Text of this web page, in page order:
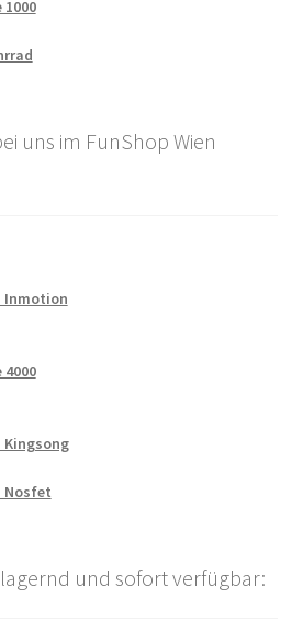
uns im FunShop Wien
Inmotion
Kingsong
Nosfet
und sofort verfügbar: